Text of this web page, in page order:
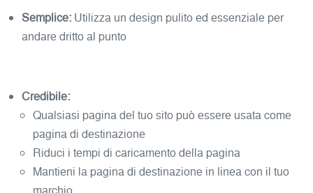
Semplice: Utilizza un design pulito ed essenziale per
andare dritto al punto
Credibile:
Qualsiasi pagina del tuo sito può essere usata come
pagina di destinazione
Riduci i tempi di caricamento della pagina
Mantieni la pagina di destinazione in linea con il tuo